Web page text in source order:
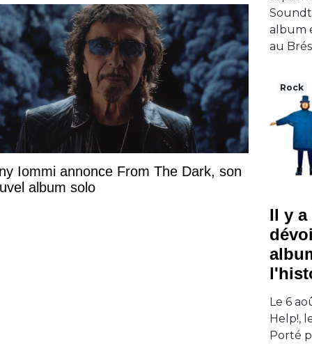
Iommi annonce From The Dark, son
album solo
album
au
Rock
Il y a
Le 6
Help!,
Porté